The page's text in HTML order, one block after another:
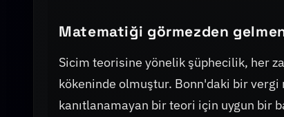
Matematiği görmezden
Sicim teorisine yönelik şüphecilik, her
kökeninde olmuştur. Bonn'daki bir
kanıtlanamayan bir teori için uygun bir